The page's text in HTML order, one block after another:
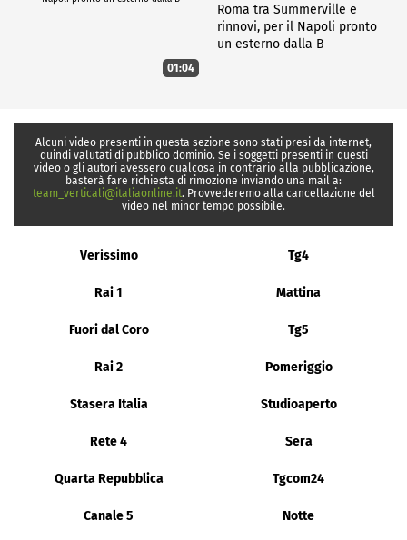
01:04
Roma tra Summerville e
rinnovi, per il Napoli pronto
un esterno dalla B
Alcuni video presenti in questa sezione sono stati presi da internet,
quindi valutati di pubblico dominio. Se i soggetti presenti in questi
video o gli autori avessero qualcosa in contrario alla pubblicazione,
basterà fare richiesta di rimozione inviando una mail a:
team_verticali@italiaonline.it. Provvederemo alla cancellazione del
video nel minor tempo possibile.
Verissimo Tg4
Rai 1 Mattina
Fuori dal Coro Tg5
Rai 2 Pomeriggio
Stasera Italia Studioaperto
Rete 4 Sera
Quarta Repubblica Tgcom24
Canale 5 Notte